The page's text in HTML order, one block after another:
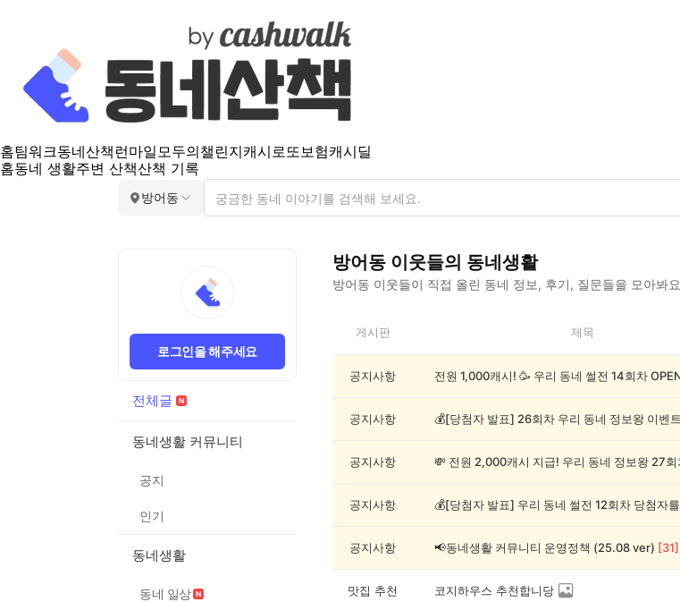
홈팀워크동네산책 런마일모두의챌린지캐시로또보험캐시딜
홈동네 생활주변 산책산책 기록
방어동
로그인을 해주세요
전체글
동네생활 커뮤니티
공지
인기
동네생활
동네 일상
방어동 이웃들의 동네생활
방어동 이웃들이 직접 올린 동네 정보, 후기, 질문들을 모아봐요
동
게시판 제목
공지사항
공지사항
공지사항
공지사항
공지사항 📢동네생활 커뮤니티 운영정책 (25.08 ver) [31]
맛집 추천 코지하우스 추천합니당